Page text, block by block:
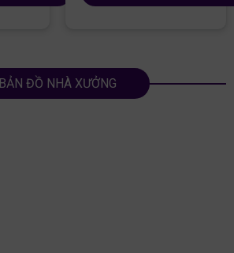
BẢN ĐỒ NHÀ XƯỞNG